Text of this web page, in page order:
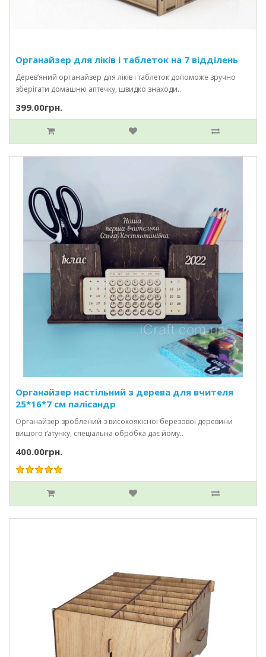
Органайзер для ліків і таблеток на 7 відділень
Дерев’яний органайзер для ліків і таблеток допоможе зручно
зберігати домашню аптечку, швидко знаходи..
399.00грн.
Органайзер настільний з дерева для вчителя
25*16*7 см палісандр
Органайзер зроблений з високоякісної березової деревини
вищого ґатунку, спеціальна обробка дає йому..
400.00грн.